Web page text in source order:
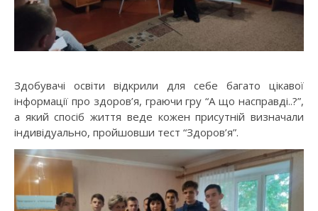
Здобувачі освіти відкрили для себе багато цікавої
інформації про здоров’я, граючи гру “А що насправді..?”,
а який спосіб життя веде кожен присутній визначали
індивідуально, пройшовши тест “Здоров’я”.